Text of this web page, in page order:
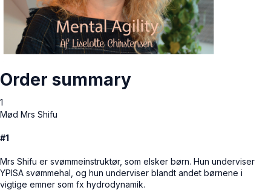
Order summary
1
Mød Mrs Shifu
#1
Mrs Shifu er svømmeinstruktør, som elsker børn. Hun underviser
YPISA svømmehal, og hun underviser blandt andet børnene i
vigtige emner som fx hydrodynamik.